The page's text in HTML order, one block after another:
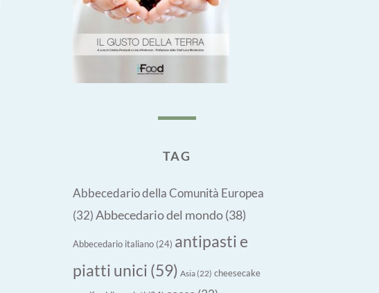
TAG
Abbecedario della Comunità Europea
(32) Abbecedario del mondo(38)
Abbecedario italiano (24) antipasti e
piatti unici (59) Asia(22) cheesecake